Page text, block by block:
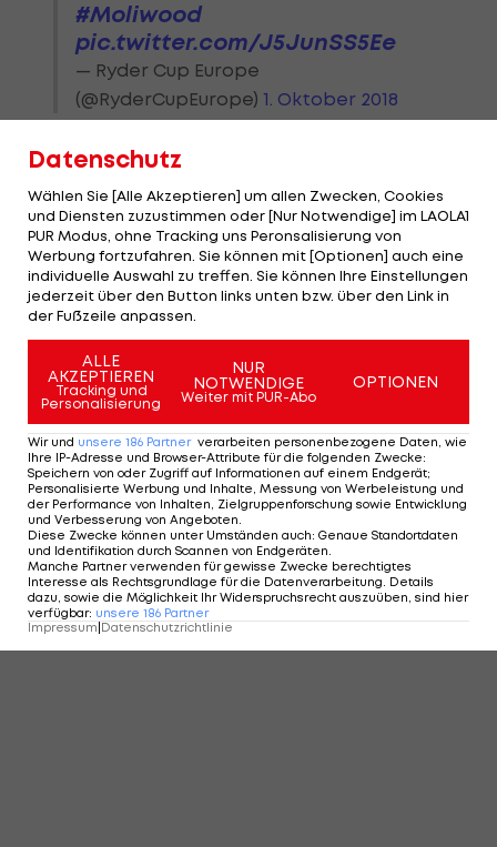
#Moliwood
pic.twitter.com/J5JunSS5Ee
— Ryder Cup Europe
(@RyderCupEurope) 1. Oktober 2018
Datenschutz
Wählen Sie [Alle Akzeptieren] um allen Zwecken, Cookies
und Diensten zuzustimmen oder [Nur Notwendige] im LAOLA1
PUR Modus, ohne Tracking uns Peronsalisierung von
Werbung fortzufahren. Sie können mit [Optionen] auch eine
individuelle Auswahl zu treffen. Sie können Ihre Einstellungen
jederzeit über den Button links unten bzw. über den Link in
der Fußzeile anpassen.
ALLE
AKZEPTIEREN
Tracking und
Personalisierung
NUR
NOTWENDIGE
Weiter mit PUR-Abo
OPTIONEN
Wir und unsere 186 Partner verarbeiten personenbezogene Daten, wie
Ihre IP-Adresse und Browser-Attribute für die folgenden Zwecke:
Speichern von oder Zugriff auf Informationen auf einem Endgerät;
Personalisierte Werbung und Inhalte, Messung von Werbeleistung und
der Performance von Inhalten, Zielgruppenforschung sowie Entwicklung
und Verbesserung von Angeboten
Diese Zwecke können unter Umständen auch: Genaue Standortdaten
und Identifikation durch Scannen von Endgeräten
Manche Partner verwenden für gewisse Zwecke berechtigtes
Interesse als Rechtsgrundlage für die Datenverarbeitung. Details
dazu, sowie die Möglichkeit Ihr Widerspruchsrecht auszuüben, sind hier
verfügbar: unsere 186 Partner
Impressum|Datenschutzrichtlinie